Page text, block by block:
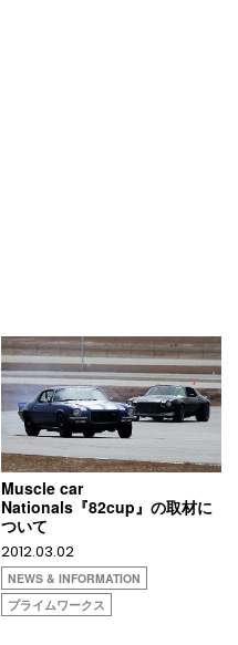
Muscle car
Nationals『82cup』の取材に
ついて
2012.03.02
NEWS & INFORMATION
プライムワークス